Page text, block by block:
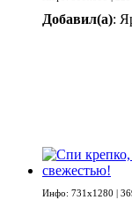
Добавил(а):
Инфо: 731х1280 |